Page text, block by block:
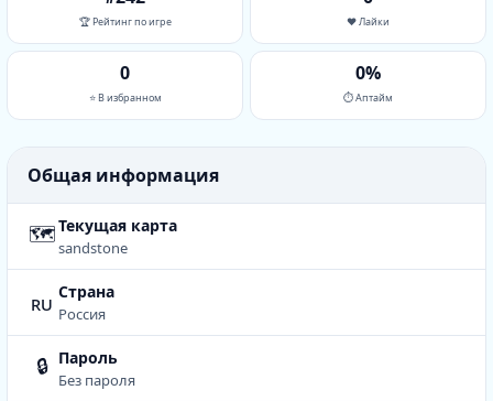
🏆 Рейтинг по игре ❤️ Лайки
0
⭐ В избранном
0%
⏱ Аптайм
Общая информация
🗺Текущая карта
sandstone
ru Страна
Россия
🔒 Пароль
Без пароля